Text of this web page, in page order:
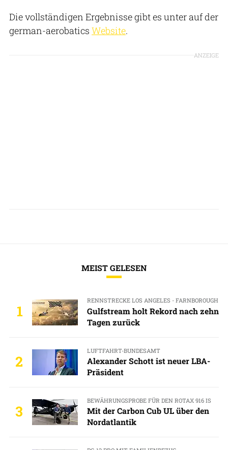
Die vollständigen Ergebnisse gibt es unter auf der
german-aerobatics Website.
ANZEIGE
MEIST GELESEN
1
RENNSTRECKE LOS ANGELES - FARNBOROUGH
Gulfstream holt Rekord nach zehn
Tagen zurück
2
LUFTFAHRT-BUNDESAMT
Alexander Schott ist neuer LBA-
Präsident
3
BEWÄHRUNGSPROBE FÜR DEN ROTAX 916 IS
Mit der Carbon Cub UL über den
Nordatlantik